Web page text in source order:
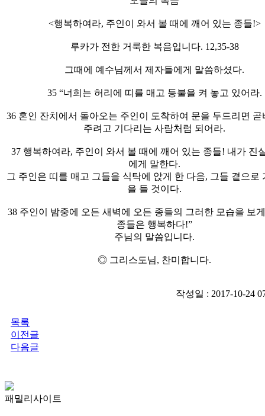
<행복하여라, 주인이 와서 볼 때에 깨어 있는 종들!>
루카가 전한 거룩한 복음입니다. 12,35-38
그때에 예수님께서 제자들에게 말씀하셨다.
35 “너희는 허리에 띠를 매고 등불을 켜 놓고 있어라.
36 혼인 잔치에서 돌아오는 주인이 도착하여 문을 두드리면 곧
주려고 기다리는 사람처럼 되어라.
37 행복하여라, 주인이 와서 볼 때에 깨어 있는 종들! 내가 진
에게 말한다.
그 주인은 띠를 매고 그들을 식탁에 앉게 한 다음, 그들 곁으로
을 들 것이다.
38 주인이 밤중에 오든 새벽에 오든 종들의 그러한 모습을 보
종들은 행복하다!”
주님의 말씀입니다.
◎ 그리스도님, 찬미합니다.
작성일 : 2017-10-24
목록
이전글
다음글
패밀리사이트